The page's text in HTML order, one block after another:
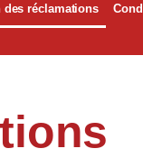
réclamations